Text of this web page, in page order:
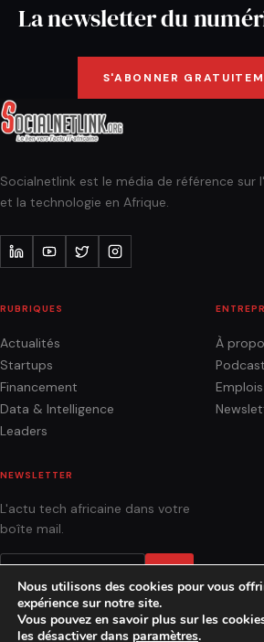
La newsletter du
S'ABONNER
Socialnetlink est le média de référence sur
et la technologie en Afrique.
RUBRIQUES
Actualités
Startups
Financement
Data & Intelligence
Leaders
À
Emplois
NEWSLETTER
L'actu tech africaine dans votre
boîte mail.
OK
Nous utilisons des cookies pour vous
expérience sur notre site.
Vous pouvez en savoir plus sur les
les désactiver dans paramètres.